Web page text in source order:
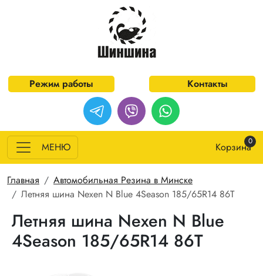
Перейти к основному содержанию
Режим работы Контакты
МЕНЮ Корзина0
Строка навигации
Главная
Автомобильная Резина в Минске
Летняя шина Nexen N Blue 4Season 185/65R14 86T
Летняя шина Nexen N Blue
4Season 185/65R14 86T